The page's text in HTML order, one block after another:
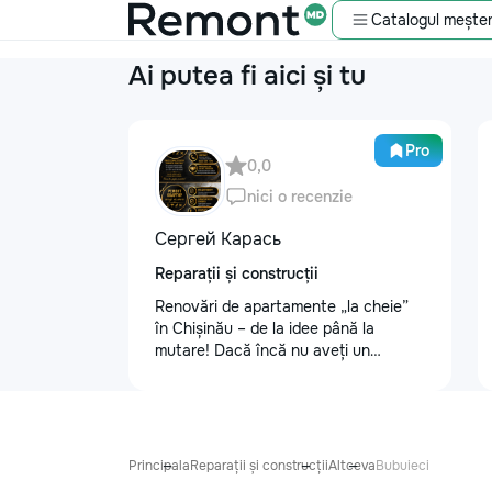
Catalogul
Ai putea fi aici și tu
Pro
0,0
nici o recenzie
Сергей Карась
Reparații și construcții
Renovări de apartamente „la cheie”
în Chișinău – de la idee până la
mutare! Dacă încă nu aveți un
bugetului dumneavoastră. Contract +
PrincipalaReparații și construcțiiAltcevaBubuieci